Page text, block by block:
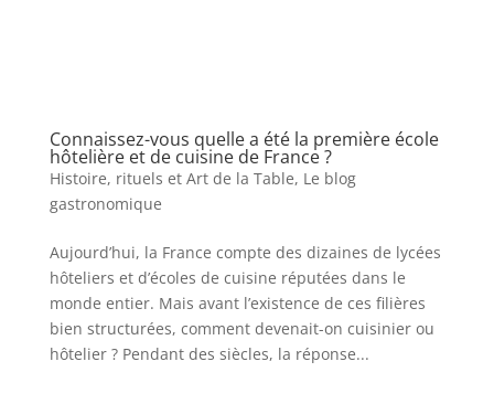
Connaissez-vous quelle a été la première école
hôtelière et de cuisine de France ?
Histoire, rituels et Art de la Table, Le blog
gastronomique
Aujourd’hui, la France compte des dizaines de lycées
hôteliers et d’écoles de cuisine réputées dans le
monde entier. Mais avant l’existence de ces filières
bien structurées, comment devenait-on cuisinier ou
hôtelier ? Pendant des siècles, la réponse...